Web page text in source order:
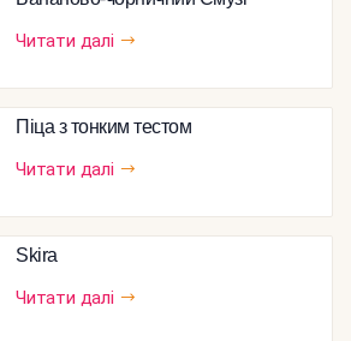
Читати далі
Піца з тонким тестом
Читати далі
Skira
Читати далі